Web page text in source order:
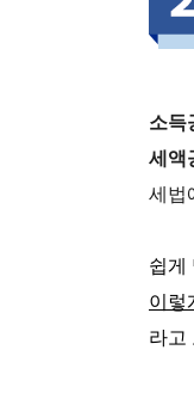
소득
세액
세법
쉽게
이렇
라고